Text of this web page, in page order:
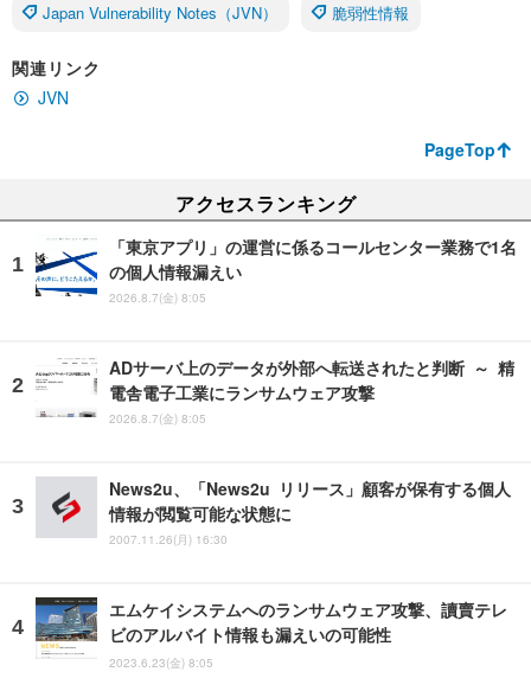
Japan Vulnerability Notes（JVN） 脆弱性情報
関連リンク
JVN
PageTop
アクセスランキング
「東京アプリ」の運営に係るコールセンター業務で1名
の個人情報漏えい
2026.8.7(金) 8:05
ADサーバ上のデータが外部へ転送されたと判断 ～ 精
電舎電子工業にランサムウェア攻撃
2026.8.7(金) 8:05
News2u、「News2u リリース」顧客が保有する個人
情報が閲覧可能な状態に
2007.11.26(月) 16:30
エムケイシステムへのランサムウェア攻撃、讀賣テレ
ビのアルバイト情報も漏えいの可能性
2023.6.23(金) 8:05